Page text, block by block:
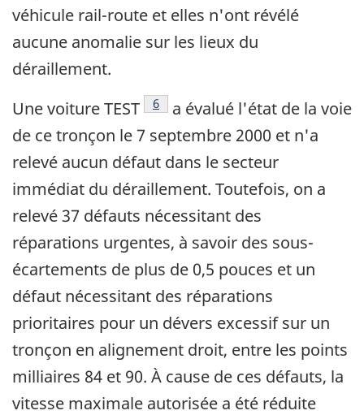
véhicule rail-route et elles n'ont révélé
aucune anomalie sur les lieux du
déraillement.
Une voiture TEST
Note de bas de page
6
a évalué l'état de la voie
de ce tronçon le 7 septembre 2000 et n'a
relevé aucun défaut dans le secteur
immédiat du déraillement. Toutefois, on a
relevé 37 défauts nécessitant des
réparations urgentes, à savoir des sous-
écartements de plus de 0,5 pouces et un
défaut nécessitant des réparations
prioritaires pour un dévers excessif sur un
tronçon en alignement droit, entre les points
milliaires 84 et 90. À cause de ces défauts, la
vitesse maximale autorisée a été réduite